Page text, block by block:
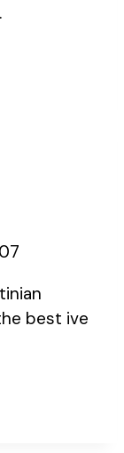
best ive